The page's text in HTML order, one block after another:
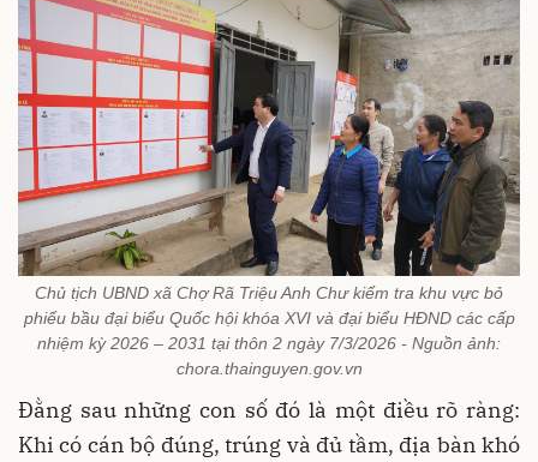
Chủ tịch UBND xã Chợ Rã Triệu Anh Chư kiểm tra khu vực bỏ
phiếu bầu đại biểu Quốc hội khóa XVI và đại biểu HĐND các cấp
nhiệm kỳ 2026 – 2031 tại thôn 2 ngày 7/3/2026 - Nguồn ảnh:
chora.thainguyen.gov.vn
Đằng sau những con số đó là một điều rõ ràng:
Khi có cán bộ đúng, trúng và đủ tầm, địa bàn khó